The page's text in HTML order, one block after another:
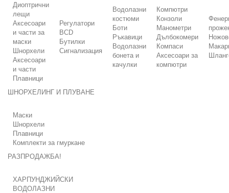
Диоптрични
лещи
Аксесоари
и части за
маски
Шнорхели
Аксесоари
и части
Плавници
Регулатори
BCD
Бутилки
Сигнализация
Водолазни
костюми
Боти
Ръкавици
Водолазни
бонета и
качулки
Компютри
Конзоли
Манометри
Дълбокомери
Компаси
Аксесоари за
компютри
ШНОРХЕЛИНГ И ПЛУВАНЕ
Маски
Шнорхели
Плавници
Комплекти за гмуркане
РАЗПРОДАЖБА!
ХАРПУНДЖИЙСКИ
ВОДОЛАЗНИ